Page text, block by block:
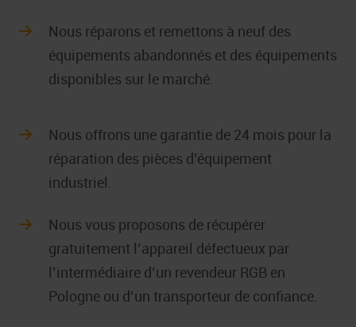
Nous réparons et remettons à neuf des
équipements abandonnés et des équipements
disponibles sur le marché.
Nous offrons une garantie de 24 mois pour la
réparation des pièces d’équipement
industriel.
Nous vous proposons de récupérer
gratuitement l’appareil défectueux par
l’intermédiaire d’un revendeur RGB en
Pologne ou d’un transporteur de confiance.